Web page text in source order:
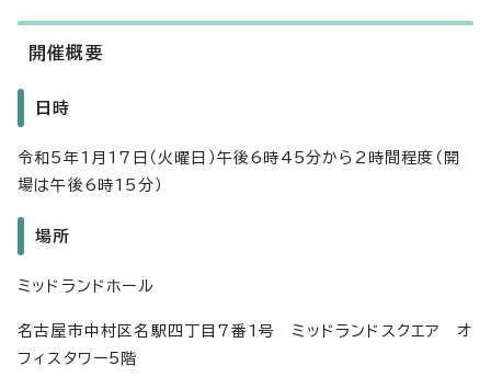
開催概要
日時
令和5年1月17日（火曜日）午後6時45分から2時間程度（開
場は午後6時15分）
場所
ミッドランドホール
名古屋市中村区名駅四丁目7番1号 ミッドランドスクエア オ
フィスタワー5階